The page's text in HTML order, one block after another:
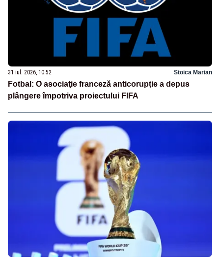
31 iul. 2026, 10:52 Stoica Marian
Fotbal: O asociaţie franceză anticorupţie a depus
plângere împotriva proiectului FIFA